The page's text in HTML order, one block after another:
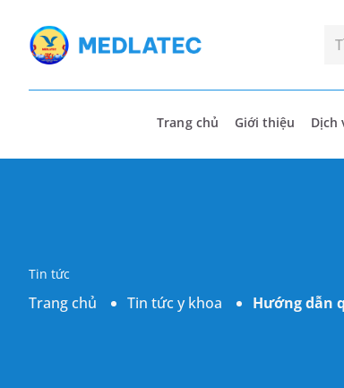
Trang chủ Giới thiệu Dịch
Tin tức
Trang chủ Tin tức y khoa Hướng dẫn